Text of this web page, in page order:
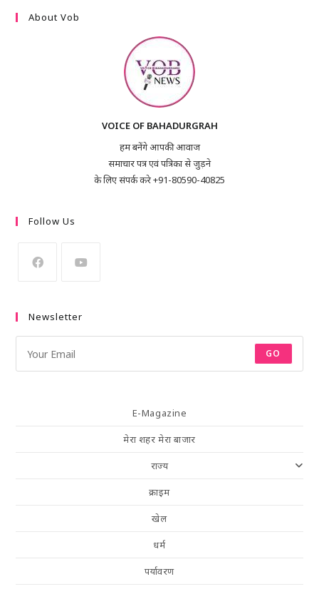
About Vob
VOICE OF BAHADURGRAH
हम बनेंगे आपकी आवाज
समाचार पत्र एवं पत्रिका से जुड़ने
के लिए संपर्क करे +91-80590-40825
Follow Us
Newsletter
GO
E-Magazine
मेरा शहर मेरा बाजार
राज्य
क्राइम
खेल
धर्म
पर्यावरण